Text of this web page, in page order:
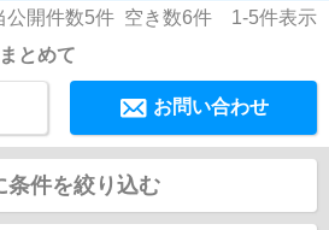
公開件数5件 空き数6件 1-5件表示
とめて
お問い合わせ
条件を絞り込む